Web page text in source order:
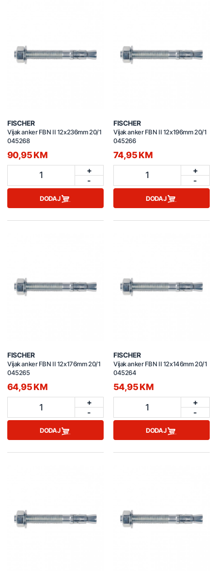
FISCHER
Vijak anker FBN II 12x236mm 20/1
045268
90,95 KM
1
+
-
DODAJ
FISCHER
Vijak anker FBN II 12x196mm 20/1
045266
74,95 KM
1
+
-
DODAJ
FISCHER
Vijak anker FBN II 12x176mm 20/1
045265
64,95 KM
1
+
-
DODAJ
FISCHER
Vijak anker FBN II 12x146mm 20/1
045264
54,95 KM
1
+
-
DODAJ